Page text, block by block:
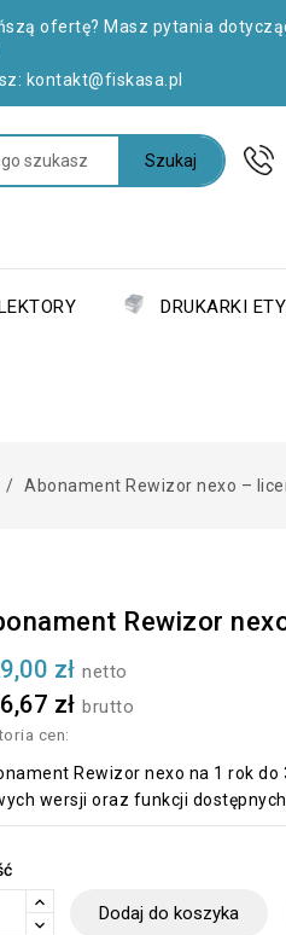
ofertę? Masz pytania
kontakt@fiskasa.pl
Szukaj
DRUKARKI
Abonament Rewizor nexo –
Rewizor
zł netto
zł brutto
cen:
Rewizor nexo na 1 rok
wersji oraz funkcji
Dodaj do koszyka